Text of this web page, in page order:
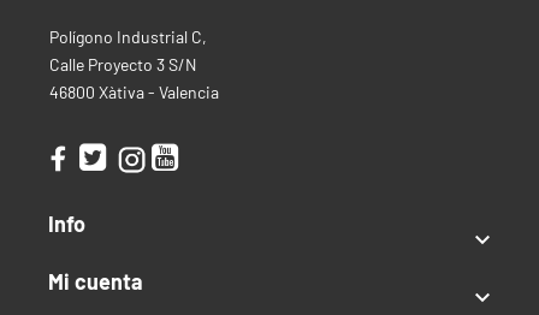
Mes de Cosecha:
(verano)
Índica / Sativa
Polígono Industrial C,
Calle Proyecto 3 S/N
46800 Xàtiva - Valencia
Info

Mi cuenta
